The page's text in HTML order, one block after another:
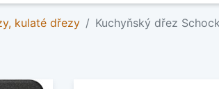
kulaté dřezy Kuchyňský dřez